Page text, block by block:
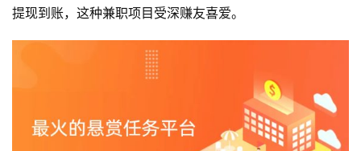
提现到账，这种兼职项目受深赚友喜爱。